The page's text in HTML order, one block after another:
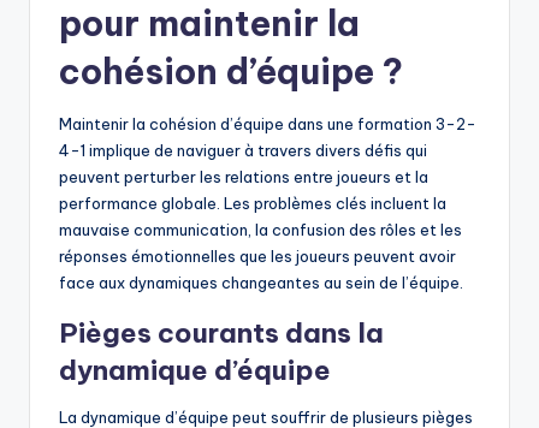
pour maintenir la
cohésion d’équipe ?
Maintenir la cohésion d’équipe dans une formation 3-2-
4-1 implique de naviguer à travers divers défis qui
peuvent perturber les relations entre joueurs et la
performance globale. Les problèmes clés incluent la
mauvaise communication, la confusion des rôles et les
réponses émotionnelles que les joueurs peuvent avoir
face aux dynamiques changeantes au sein de l’équipe.
Pièges courants dans la
dynamique d’équipe
La dynamique d’équipe peut souffrir de plusieurs pièges